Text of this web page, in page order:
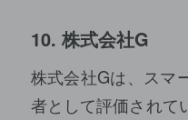
10. 株式会社G
株式会社Gは、スマ
者として評価されて